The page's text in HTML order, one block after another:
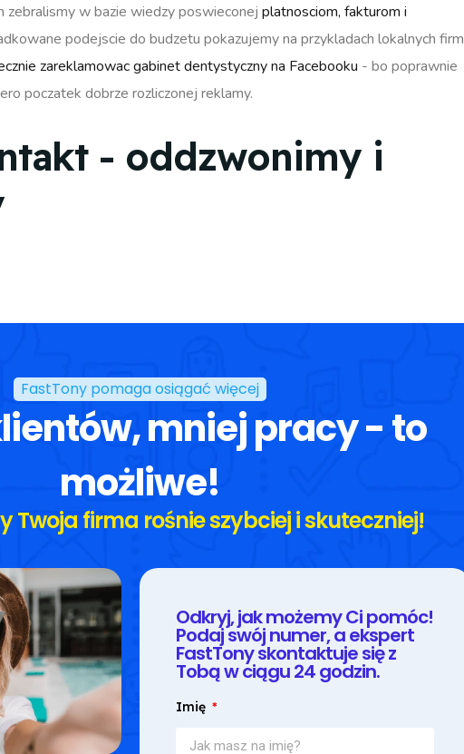
w bazie wiedzy poswieconej platnosciom, fakturom i
podejscie do budzetu pokazujemy na przykladach lokalnych firm
zareklamowac gabinet dentystyczny na Facebooku - bo poprawnie
poczatek dobrze rozliczonej reklamy.
- oddzwonimy i
FastTony pomaga osiągać więcej
mniej pracy - to
możliwe!
Twoja firma rośnie szybciej i skuteczniej!
Odkryj, jak możemy Ci pomóc!
Podaj swój numer, a ekspert
FastTony skontaktuje się z
Tobą w ciągu 24 godzin.
Imię